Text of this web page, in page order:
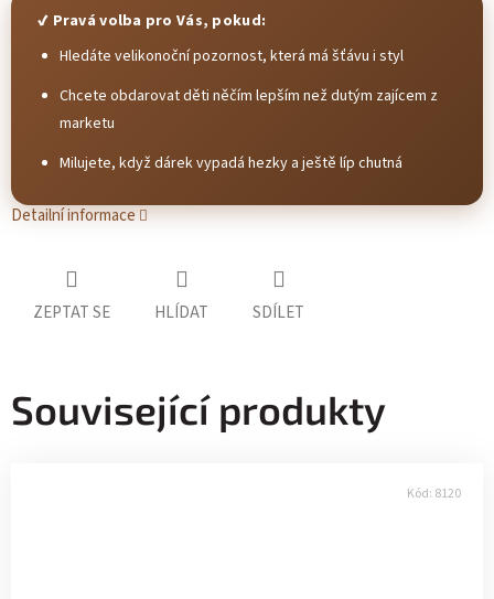
✔ Pravá volba pro Vás, pokud:
Hledáte velikonoční pozornost, která má šťávu i styl
Chcete obdarovat děti něčím lepším než dutým zajícem z
marketu
Milujete, když dárek vypadá hezky a ještě líp chutná
Detailní informace
ZEPTAT SE HLÍDAT SDÍLET
Související produkty
Kód: 8120